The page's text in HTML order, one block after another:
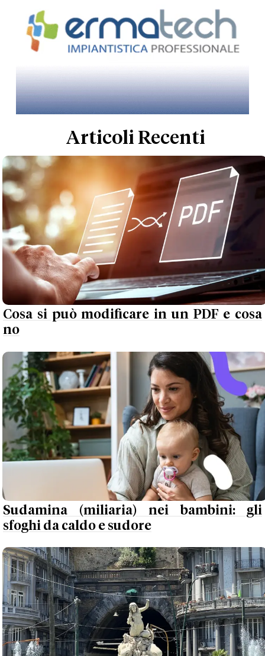
Articoli Recenti
Cosa si può modificare in un PDF e cosa
no
Sudamina (miliaria) nei bambini: gli
sfoghi da caldo e sudore